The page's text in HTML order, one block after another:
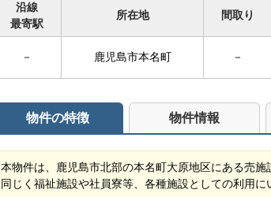
沿線
最寄駅
所在地 間取り
－ 鹿児島市本名町 －
物件の特徴 物件情報
本物件は、鹿児島市北部の本名町大原地区にある売
同じく福祉施設や社員寮等、各種施設としての利用に